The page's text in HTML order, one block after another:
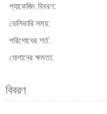
প্যাকেজিং বিবরণ:
ডেলিভারি সময়:
পরিশোধের শর্ত:
যোগানের ক্ষমতা:
বিবরণ